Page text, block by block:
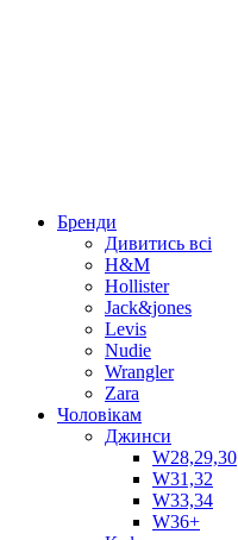
Бренди
Дивитись всі
H&M
Hollister
Jack&jones
Levis
Nudie
Wrangler
Zara
Чоловікам
Джинси
W28,29,30
W31,32
W33,34
W36+